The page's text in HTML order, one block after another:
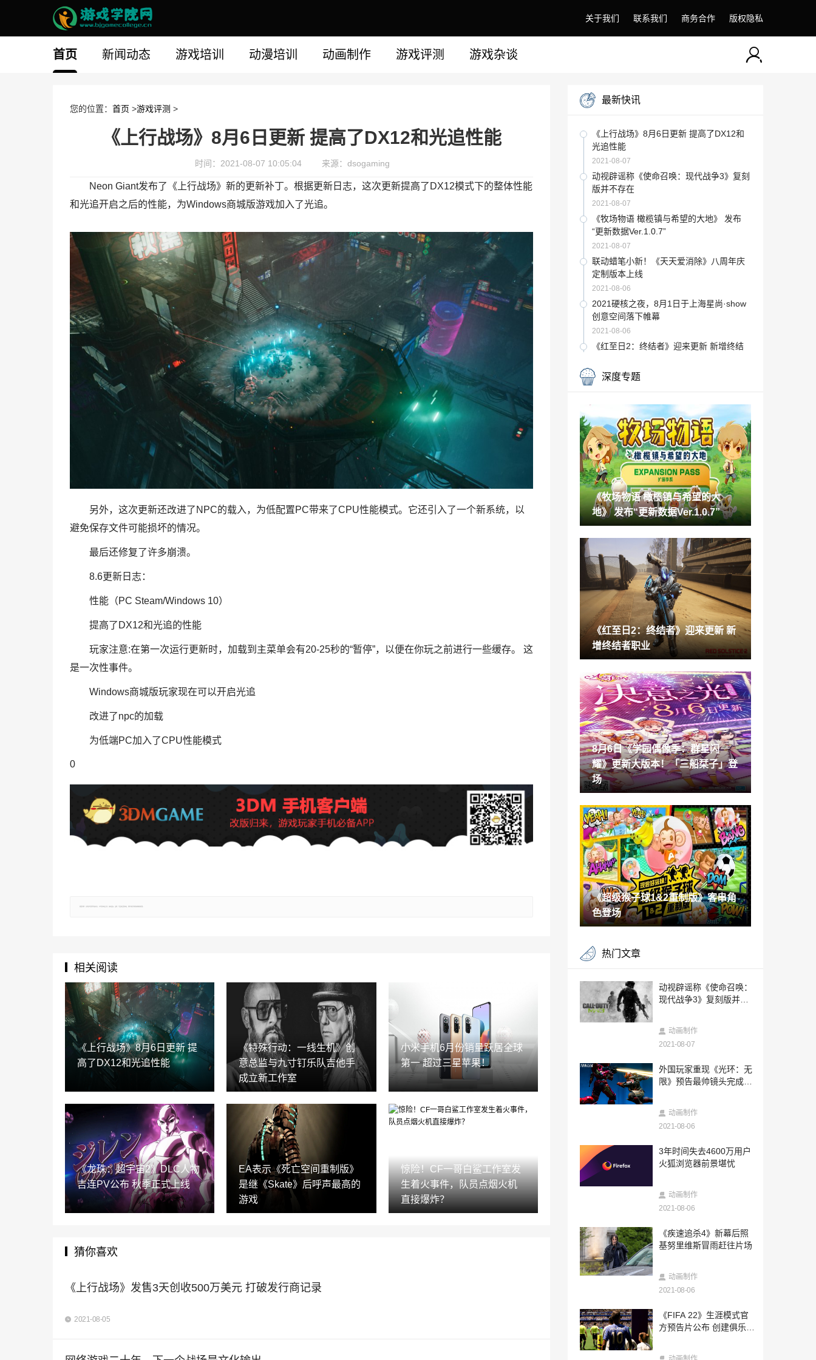
关于我们 联系我们 商务合作 版权隐私
首页 新闻动态 游戏培训 动漫培训 动画制作 游戏评测 游戏杂谈
您的位置： 首页 >游戏评测 >
《上行战场》8月6日更新 提高了DX12和光追性能
时间：2021-08-07 10:05:04 来源：dsogaming
Neon Giant发布了《上行战场》新的更新补丁。根据更新日志，这次更新提高了DX12模式下的整体性能
和光追开启之后的性能，为Windows商城版游戏加入了光追。
另外，这次更新还改进了NPC的载入，为低配置PC带来了CPU性能模式。它还引入了一个新系统，以
避免保存文件可能损坏的情况。
最后还修复了许多崩溃。
8.6更新日志：
性能（PC Steam/Windows 10）
提高了DX12和光追的性能
玩家注意:在第一次运行更新时，加载到主菜单会有20-25秒的“暂停”，以便在你玩之前进行一些缓存。 这
是一次性事件。
Windows商城版玩家现在可以开启光追
改进了npc的加载
为低端PC加入了CPU性能模式
0
相关阅读
《上行战场》8月6日更新 提
高了DX12和光追性能
《特殊行动：一线生机》创
意总监与九寸钉乐队吉他手
成立新工作室
小米手机6月份销量跃居全球
第一 超过三星苹果！
《龙珠：超宇宙2》DLC人物
吉连PV公布 秋季正式上线
EA表示《死亡空间重制版》
是继《Skate》后呼声最高的
游戏
惊险！CF一哥白鲨工作室发
生着火事件，队员点烟火机
直接爆炸？
猜你喜欢
《上行战场》发售3天创收500万美元 打破发行商记录
2021-08-05
最新快讯
《上行战场》8月6日更新 提高了DX12和
光追性能
2021-08-07
动视辟谣称《使命召唤：现代战争3》复刻
版并不存在
2021-08-07
《牧场物语 橄榄镇与希望的大地》 发布
“更新数据Ver.1.0.7”
2021-08-07
联动蜡笔小新！《天天爱消除》八周年庆
定制版本上线
2021-08-06
2021硬核之夜，8月1日于上海星尚·show
创意空间落下帷幕
2021-08-06
《红至日2：终结者》迎来更新 新增终结
2021-08-06
2021-08-06
《特殊行动：一线生机》创意总监与九寸
钉乐队吉他手成立新工作室
2021-08-06
外国玩家重现《光环：无限》预告最帅镜
头完成双杀
2021-08-06
《审判之逝：湮灭的记忆》游戏情报 战斗
必杀技
小米手机6月份销量跃居全球第一 超过三
星苹果！
2021-08-06
3年时间失去4600万用户 火狐浏览器前景
堪忧
2021-08-06
《帝国时代2决定版》新DLC公爵崛起8月
推出 售49元
2021-08-06
《龙珠：超宇宙2》DLC人物吉连PV公布
秋季正式上线
2021-08-06
《疾速追杀4》新幕后照 基努里维斯冒雨
赶往片场
2021-08-06
世嘉2022Q1财报 《梦幻之星OL2》收获
颇丰
EA表示《死亡空间重制版》是继《Skat
e》后呼声最高的游戏
2021-08-06
《FIFA 22》生涯模式官方预告片公布 创
建俱乐部回归
2021-08-06
摩尔庄园手游剑士入职方法 剑士入职流程
一览
2021-08-06
队员点烟火机直接爆炸？
lv手游黄金明信片怎么注册 lv手游黄金明
信片获取方法
2021-08-06
游戏王决斗链接黄金包值得抽吗 游戏王决
烟雨江湖天元落轻功任务怎么做 天元落轻
功全解密方法
2021-08-06
摩尔庄园手游勇士能量球在哪里？勇士能
DNF预言之章怎么通关 DNF创世之书预言
之章攻略
和平精英七夕许愿活动玩法攻略 七夕许愿
cf13周年庆套装活动地址 cf13周年庆套装
奖励一览
2021-08-06
《审判之逝：湮灭的记忆》公开第9弹游戏
2021-08-06
8月6日《学园偶像季：群星闪耀》更新大
版本！「三船栞子」登场
2021-08-06
深度专题
《牧场物语 橄榄镇与希望的大
地》 发布“更新数据Ver.1.0.7”
《红至日2：终结者》迎来更新 新
增终结者职业
8月6日《学园偶像季：群星闪
耀》更新大版本！「三船栞子」登
场
《超级猴子球1&2重制版》客串角
色登场
热门文章
动视辟谣称《使命召唤：
现代战争3》复刻版并不
动画制作
2021-08-07
外国玩家重现《光环：无
限》预告最帅镜头完成双
动画制作
2021-08-06
3年时间失去4600万用户
火狐浏览器前景堪忧
动画制作
2021-08-06
《疾速追杀4》新幕后照
基努里维斯冒雨赶往片场
动画制作
2021-08-06
《FIFA 22》生涯模式官
方预告片公布 创建俱乐部